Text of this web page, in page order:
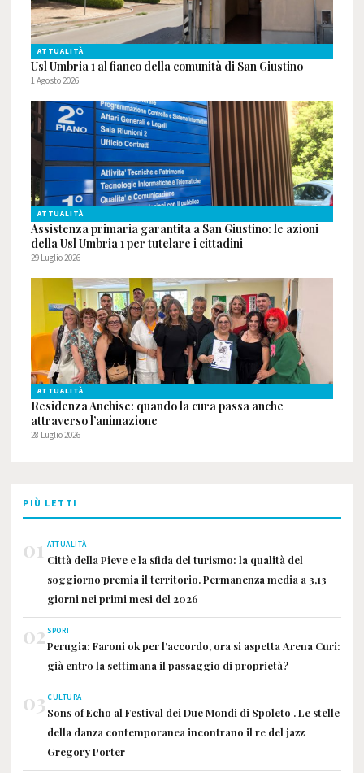
ATTUALITÀ
Usl Umbria 1 al fianco della comunità di San Giustino
1 Agosto 2026
ATTUALITÀ
Assistenza primaria garantita a San Giustino: le azioni
della Usl Umbria 1 per tutelare i cittadini
29 Luglio 2026
ATTUALITÀ
Residenza Anchise: quando la cura passa anche
attraverso l’animazione
28 Luglio 2026
PIÙ LETTI
01 ATTUALITÀ
Città della Pieve e la sfida del turismo: la qualità del
soggiorno premia il territorio. Permanenza media a 3,13
giorni nei primi mesi del 2026
02SPORT
Perugia: Faroni ok per l’accordo, ora si aspetta Arena Curi:
già entro la settimana il passaggio di proprietà?
03CULTURA
Sons of Echo al Festival dei Due Mondi di Spoleto . Le stelle
della danza contemporanea incontrano il re del jazz
Gregory Porter